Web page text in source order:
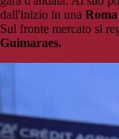
dall'inizio in una Roma
Sul fronte mercato si
Guimaraes.